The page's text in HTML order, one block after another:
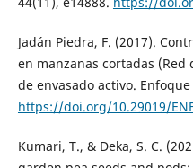
Jadán Piedra, F. (2017).
en manzanas cortadas
de envasado activo. Enfoque
https://doi.org/10.29019/
Kumari, T., & Deka, S. C.